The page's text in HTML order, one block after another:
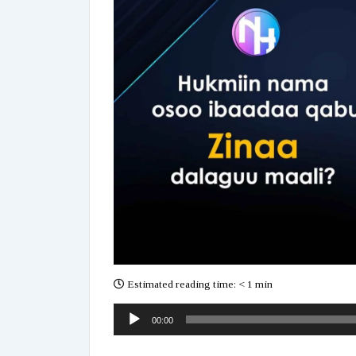
Estimated reading time: < 1 min
Audio00:00